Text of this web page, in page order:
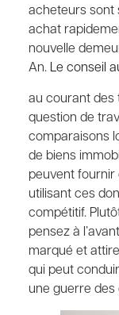
acheteurs sont
achat
nouvelle
An. Le conseil
au courant des
question de
comparaisons
de biens
peuvent fournir
utilisant ces
compétitif.
pensez à
marqué et
qui peut
une guerre des